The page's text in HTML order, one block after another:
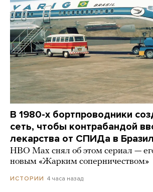
В 1980-х бортпроводники
сеть, чтобы контрабандой
лекарства от СПИДа в
HBO Max снял об этом сериал —
новым «Жарким соперничеством»
ИСТОРИИ 4 часа назад